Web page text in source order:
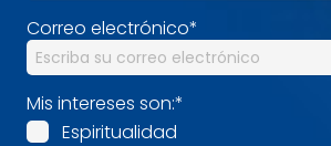
Correo electrónico*
Mis intereses son:*
Espiritualidad